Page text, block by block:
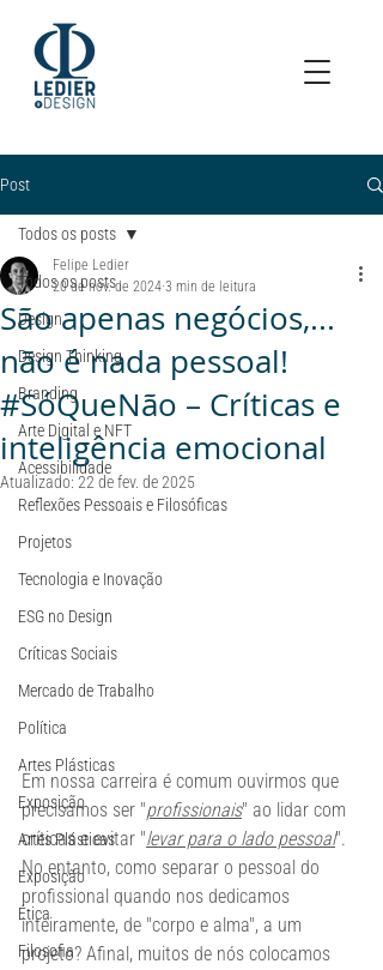
Post
Todos os posts
Design
Design Thinking
Branding
Arte Digital e NFT
Acessibilidade
Reflexões Pessoais e Filosóficas
Projetos
Tecnologia e Inovação
ESG no Design
Críticas Sociais
Mercado de Trabalho
Política
Artes Plásticas
Exposição
Artes Plásticas
Exposição
Ética
Filosofia
Todos os posts
São apenas negócios,...
não é nada pessoal!
#SóQueNão – Críticas e
inteligência emocional
Felipe Ledier
20 de nov. de 2024 3 min de leitura
Atualizado: 22 de fev. de 2025
Em nossa carreira é comum ouvirmos que
precisamos ser "profissionais" ao lidar com
críticas e evitar "levar para o lado pessoal".
No entanto, como separar o pessoal do
profissional quando nos dedicamos
inteiramente, de "corpo e alma", a um
projeto? Afinal, muitos de nós colocamos